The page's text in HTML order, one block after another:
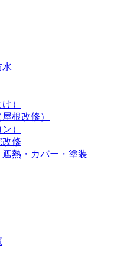
水
）
根改修）
）
修
熱・カバー・塗装